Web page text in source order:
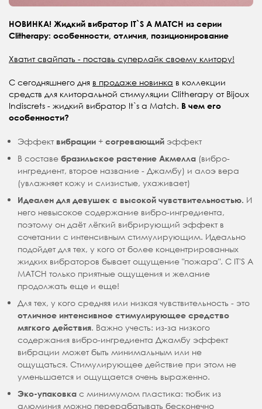
НОВИНКА! Жидкий вибратор IT`S A MATCH из серии
Clitherapy: особенности, отличия, позиционирование
Хватит свайпать - поставь суперлайк своему клитору!
С сегодняшнего дня в продаже новинка в коллекции
средств для клиторальной стимуляции Clitherapy от Bijoux
Indiscrets - жидкий вибратор It`s a Match. В чем его
особенности?
Эффект вибрации + согревающий эффект
В составе бразильское растение Акмелла (вибро-
ингредиент, второе название - Джамбу) и алоэ вера
(увлажняет кожу и слизистые, ухаживает)
Идеален для девушек с высокой чувствительностью. И
него невысокое содержание вибро-ингредиента,
поэтому он даёт лёгкий вибрирующий эффект в
сочетании с интенсивным стимулирующим. Идеально
подойдет для тех, у кого от более концентрированных
жидких вибраторов бывает ощущение "пожара". С IT'S A
MATCH только приятные ощущения и желание
продолжать еще и еще!
Для тех, у кого средняя или низкая чувствительность - это
отличное интенсивное стимулирующее средство
мягкого действия. Важно учесть: из-за низкого
содержания вибро-ингредиента Джамбу эффект
вибрации может быть минимальным или не
ощущаться. Стимулирующее действие при этом не
уменьшается и ощущается очень выраженно.
Эко-упаковка с минимумом пластика: тюбик из
алюминия можно перерабатывать бесконечно